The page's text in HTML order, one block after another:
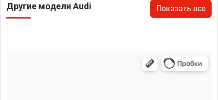
Другие модели Audi Показать все